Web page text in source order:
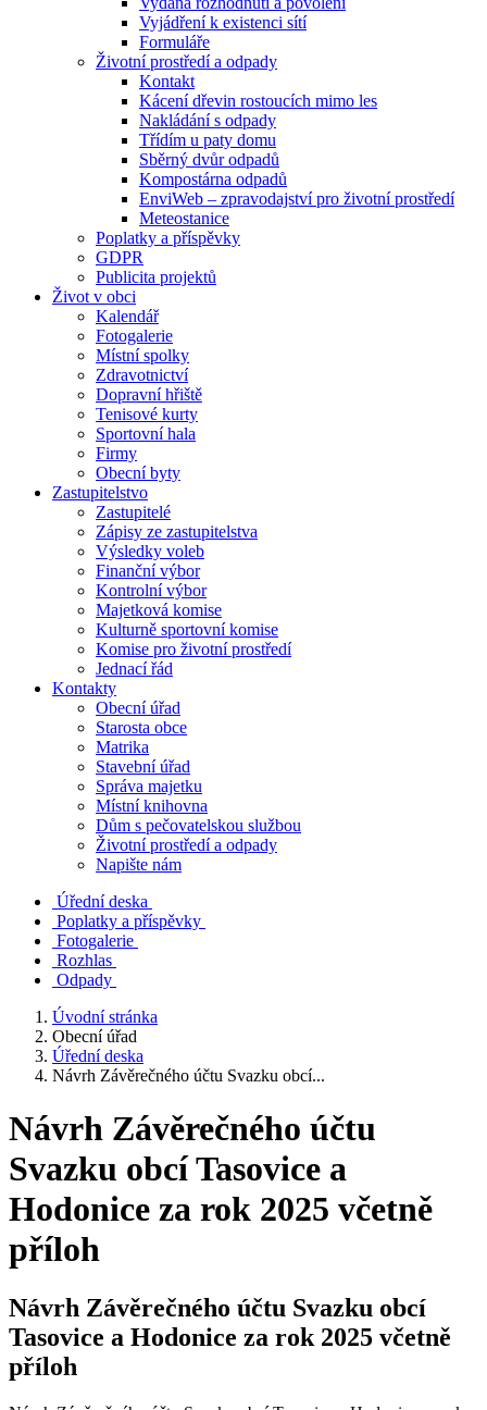
Vyjádření k existenci sítí
Formuláře
Životní prostředí a odpady
Kontakt
Kácení dřevin rostoucích mimo les
Nakládání s odpady
Třídím u paty domu
Sběrný dvůr odpadů
Kompostárna odpadů
EnviWeb – zpravodajství pro životní prostředí
Meteostanice
Poplatky a příspěvky
GDPR
Publicita projektů
Život v obci
Kalendář
Fotogalerie
Místní spolky
Zdravotnictví
Dopravní hřiště
Tenisové kurty
Sportovní hala
Firmy
Obecní byty
Zastupitelstvo
Zastupitelé
Zápisy ze zastupitelstva
Výsledky voleb
Finanční výbor
Kontrolní výbor
Majetková komise
Kulturně sportovní komise
Komise pro životní prostředí
Jednací řád
Kontakty
Obecní úřad
Starosta obce
Matrika
Stavební úřad
Správa majetku
Místní knihovna
Dům s pečovatelskou službou
Životní prostředí a odpady
Napište nám
Úřední deska
Poplatky a příspěvky
Fotogalerie
Rozhlas
Odpady
Úvodní stránka
Obecní úřad
Úřední deska
Návrh Závěrečného účtu Svazku obcí...
Návrh Závěrečného účtu
Svazku obcí Tasovice a
Hodonice za rok 2025 včetně
příloh
Návrh Závěrečného účtu Svazku obcí
Tasovice a Hodonice za rok 2025 včetně
příloh